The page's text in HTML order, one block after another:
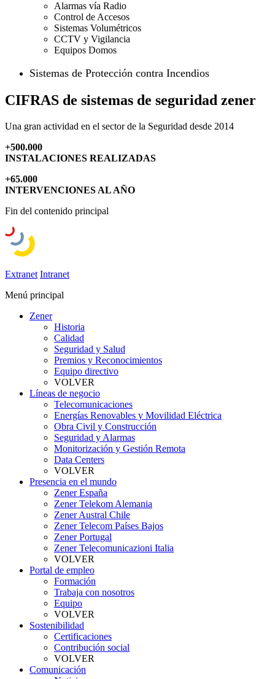
Alarmas vía Radio
Control de Accesos
Sistemas Volumétricos
CCTV y Vigilancia
Equipos Domos
Sistemas de Protección contra Incendios
CIFRAS de sistemas de seguridad zener
Una gran actividad en el sector de la Seguridad desde 2014
+500.000
INSTALACIONES REALIZADAS
+65.000
INTERVENCIONES AL AÑO
Fin del contenido principal
Extranet Intranet
Menú principal
Zener
Historia
Calidad
Seguridad y Salud
Premios y Reconocimientos
Equipo directivo
VOLVER
Líneas de negocio
Telecomunicaciones
Energías Renovables y Movilidad Eléctrica
Obra Civil y Construcción
Seguridad y Alarmas
Monitorización y Gestión Remota
Data Centers
VOLVER
Presencia en el mundo
Zener España
Zener Telekom Alemania
Zener Austral Chile
Zener Telecom Países Bajos
Zener Portugal
Zener Telecomunicazioni Italia
VOLVER
Portal de empleo
Formación
Trabaja con nosotros
Equipo
VOLVER
Sostenibilidad
Certificaciones
Contribución social
VOLVER
Comunicación